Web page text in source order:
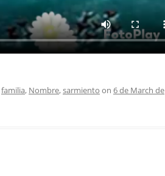
familia, Nombre,sarmiento on 6 de March de